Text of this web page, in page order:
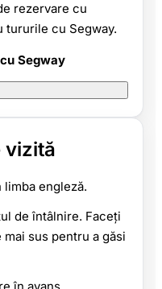
rezervare cu
tururile cu Segway.
Segway
vizită
engleză.
de întâlnire. Faceți
sus pentru a găsi